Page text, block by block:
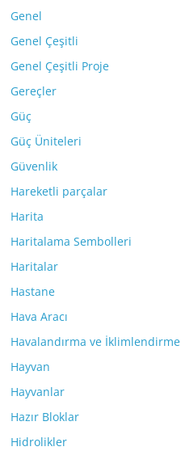
Genel
Genel Çeşitli
Genel Çeşitli Proje
Gereçler
Güç
Güç Üniteleri
Güvenlik
Hareketli parçalar
Harita
Haritalama Sembolleri
Haritalar
Hastane
Hava Aracı
Havalandırma ve İklimlendirme
Hayvan
Hayvanlar
Hazır Bloklar
Hidrolikler